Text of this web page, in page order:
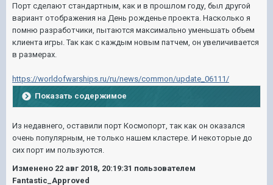
Порт сделают стандартным, как и в прошлом году, был другой
вариант отображения на День рожденье проекта. Насколько я
помню разработчики, пытаются максимально уменьшать объем
клиента игры. Так как с каждым новым патчем, он увеличивается
в размерах.
https://worldofwarships.ru/ru/news/common/update_06111/
Показать содержимое
Из недавнего, оставили порт Космопорт, так как он оказался
очень популярным, не только нашем кластере. И некоторые до
сих порт им пользуются.
Изменено 22 авг 2018, 20:19:31 пользователем
Fantastic_Approved